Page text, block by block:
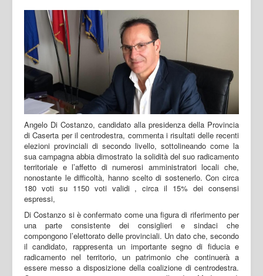
Angelo Di Costanzo, candidato alla presidenza della Provincia
di Caserta per il centrodestra, commenta i risultati delle recenti
elezioni provinciali di secondo livello, sottolineando come la
sua campagna abbia dimostrato la solidità del suo radicamento
territoriale e l’affetto di numerosi amministratori locali che,
nonostante le difficoltà, hanno scelto di sostenerlo. Con circa
180 voti su 1150 voti validi , circa il 15% dei consensi
espressi,
Di Costanzo si è confermato come una figura di riferimento per
una parte consistente dei consiglieri e sindaci che
compongono l’elettorato delle provinciali. Un dato che, secondo
il candidato, rappresenta un importante segno di fiducia e
radicamento nel territorio, un patrimonio che continuerà a
essere messo a disposizione della coalizione di centrodestra.